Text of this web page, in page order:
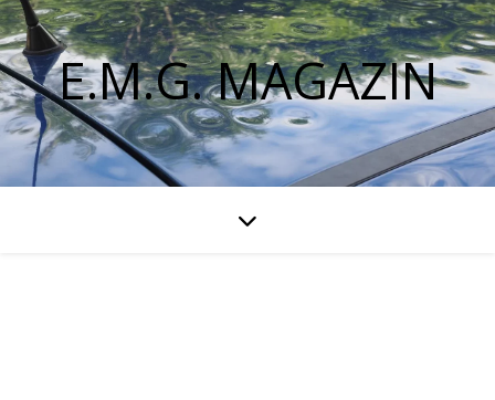
E.M.G. MAGAZIN